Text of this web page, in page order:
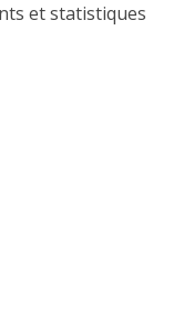
et statistiques